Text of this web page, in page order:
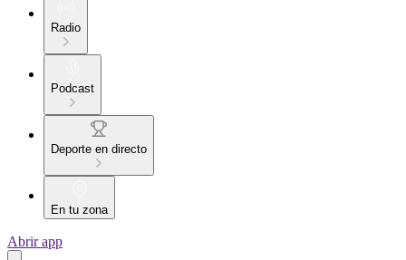
Radio
Podcast
Deporte en directo
En tu zona
Abrir app